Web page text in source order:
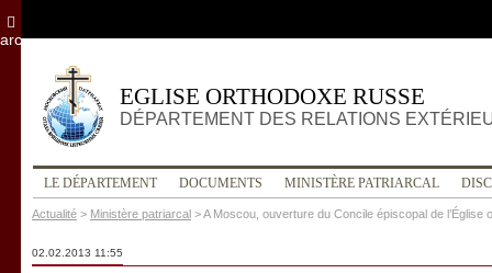
EGLISE ORTHODOXE RUSSE
DÉPARTEMENT DES RELATIONS
LE DÉPARTEMENT DOCUMENTS MINISTÈRE PATRIARCAL
Actualité > Ministère patriarcal >A Moscou, ouverture du Concile épiscopal de l’Église
02.02.2013 11:55
archives